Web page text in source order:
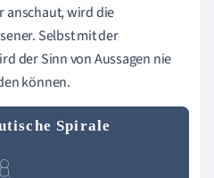
anschaut, wird die
Selbst mit der
der Sinn von Aussagen nie
können.